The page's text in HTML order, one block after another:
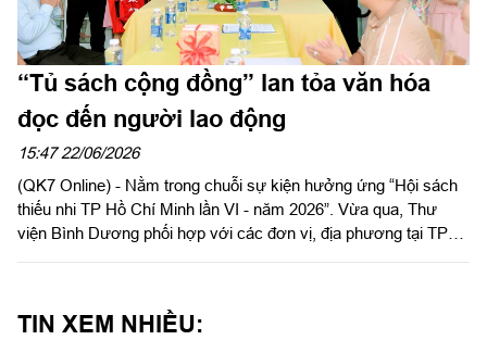
“Tủ sách cộng đồng” lan tỏa văn hóa
đọc đến người lao động
15:47 22/06/2026
(QK7 Online) - Nằm trong chuỗi sự kiện hưởng ứng “Hội sách
thiếu nhi TP Hồ Chí Minh lần VI - năm 2026”. Vừa qua, Thư
viện Bình Dương phối hợp với các đơn vị, địa phương tại TP
TIN XEM NHIỀU: